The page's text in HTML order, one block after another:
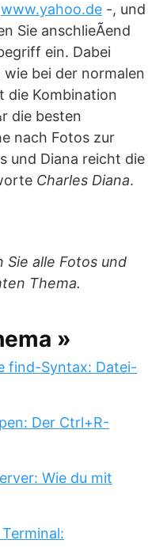
www.yahoo.de -, und
Sie anschlieÃend
ein. Dabei
bei der normalen
die Kombination
die besten
nach Fotos zur
und Diana reicht die
Charles Diana.
alle Fotos und
Thema.
»
find-Syntax: Datei-
Der Ctrl+R-
Wie du mit